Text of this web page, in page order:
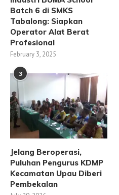
Batch 6 di SMKS
Tabalong: Siapkan
Operator Alat Berat
Profesional
February 3, 2025
3
Jelang Beroperasi,
Puluhan Pengurus KDMP
Kecamatan Upau Diberi
Pembekalan